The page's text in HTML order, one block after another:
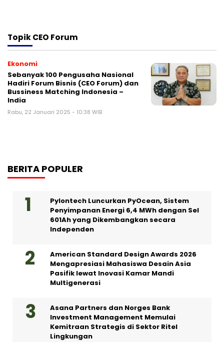
TopikCEO Forum
Ekonomi
Sebanyak 100 Pengusaha Nasional
Hadiri Forum Bisnis (CEO Forum) dan
Bussiness Matching Indonesia –
India
Rabu, 22 Januari 2025 - 10:38 WIB
BERITA POPULER
Pylontech Luncurkan PyOcean, Sistem
Penyimpanan Energi 6,4 MWh dengan Sel
601Ah yang Dikembangkan secara
Independen
American Standard Design Awards 2026
Mengapresiasi Mahasiswa Desain Asia
Pasifik lewat Inovasi Kamar Mandi
Multigenerasi
Asana Partners dan Norges Bank
Investment Management Memulai
Kemitraan Strategis di Sektor Ritel
Lingkungan